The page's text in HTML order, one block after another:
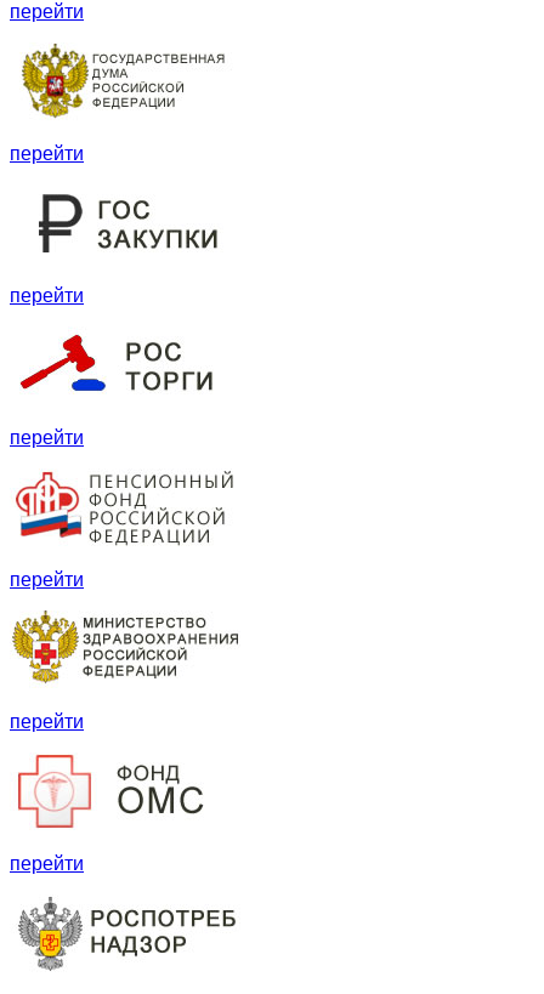
перейти
перейти
перейти
перейти
перейти
перейти
перейти